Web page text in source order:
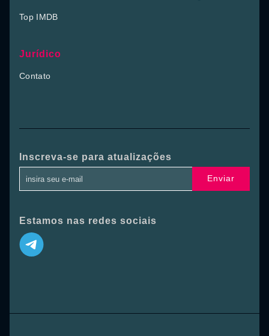
Top IMDB
Jurídico
Contato
Inscreva-se para atualizações
Enviar
Estamos nas redes sociais